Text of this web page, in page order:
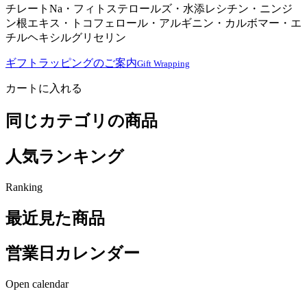
チレートNa・フィトステロールズ・水添レシチン・ニンジ
ン根エキス・トコフェロール・アルギニン・カルボマー・エ
チルヘキシルグリセリン
ギフトラッピングのご案内Gift Wrapping
カートに入れる
同じカテゴリの商品
人気ランキング
Ranking
最近見た商品
営業日カレンダー
Open calendar